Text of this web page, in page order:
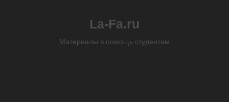
La-Fa.ru
Материалы в помощь студентам